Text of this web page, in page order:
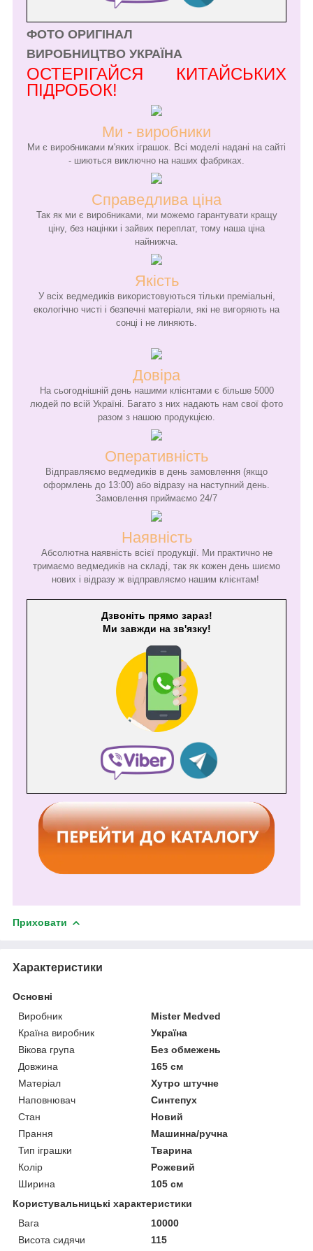
ФОТО ОРИГІНАЛ
ВИРОБНИЦТВО УКРАЇНА
ОСТЕРІГАЙСЯ КИТАЙСЬКИХ
ПІДРОБОК!
Ми - виробники
Ми є виробниками м'яких іграшок. Всі моделі надані на сайті
- шиються виключно на наших фабриках.
Справедлива ціна
Так як ми є виробниками, ми можемо гарантувати кращу
ціну, без націнки і зайвих переплат, тому наша ціна
найнижча.
Якість
У всіх ведмедиків використовуються тільки преміальні,
екологічно чисті і безпечні матеріали, які не вигоряють на
сонці і не линяють.
Довіра
На сьогоднішній день нашими клієнтами є більше 5000
людей по всій Україні. Багато з них надають нам свої фото
разом з нашою продукцією.
Оперативність
Відправляємо ведмедиків в день замовлення (якщо
оформлень до 13:00) або відразу на наступний день.
Замовлення приймаємо 24/7
Наявність
Абсолютна наявність всієї продукції. Ми практично не
тримаємо ведмедиків на складі, так як кожен день шиємо
нових і відразу ж відправляємо нашим клієнтам!
Дзвоніть прямо зараз!
Ми завжди на зв'язку!
Приховати
Характеристики
Основні
Виробник
Mister Medved
Країна виробник
Україна
Вікова група
Без обмежень
Довжина
165 см
Матеріал
Хутро штучне
Наповнювач
Синтепух
Стан
Новий
Прання
Машинна/ручна
Тип іграшки
Тварина
Колір
Рожевий
Ширина
105 см
Користувальницькі характеристики
Вага
10000
Висота сидячи
115